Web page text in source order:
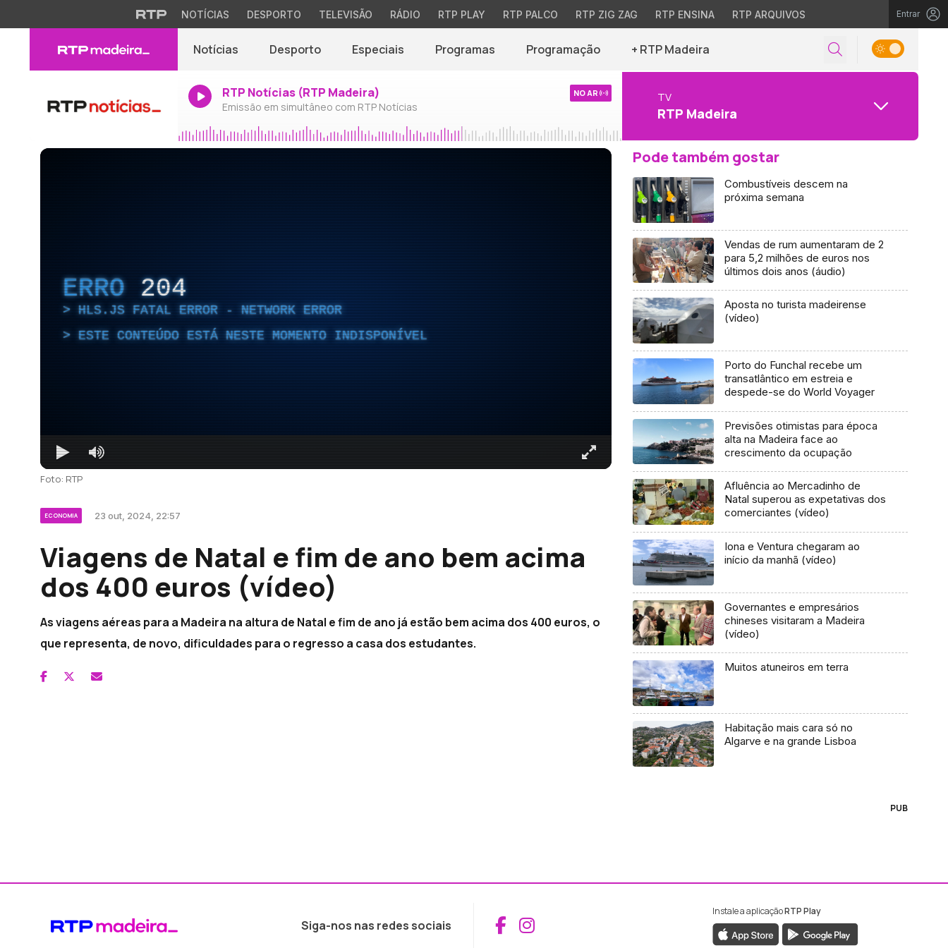
NOTÍCIAS DESPORTO TELEVISÃO RÁDIO RTP PLAY RTP PALCO RTP ZIG ZAG RTP ENSINA RTP ARQUIVOS Entrar
Notícias Desporto Especiais Programas Programação + RTP Madeira
RTP Notícias (RTP Madeira)
Emissão em simultâneo com RTP Notícias
NO AR TV
RTP Madeira
ERRO 204
HLS.JS FATAL ERROR - NETWORK ERROR
ESTE CONTEÚDO ESTÁ NESTE MOMENTO INDISPONÍVEL
Foto: RTP
ECONOMIA 23 out, 2024, 22:57
Viagens de Natal e fim de ano bem acima
dos 400 euros (vídeo)
As viagens aéreas para a Madeira na altura de Natal e fim de ano já estão bem acima dos 400 euros, o
que representa, de novo, dificuldades para o regresso a casa dos estudantes.
Pode também gostar
Combustíveis descem na
próxima semana
Vendas de rum aumentaram de 2
para 5,2 milhões de euros nos
últimos dois anos (áudio)
Aposta no turista madeirense
(vídeo)
Porto do Funchal recebe um
transatlântico em estreia e
despede-se do World Voyager
Previsões otimistas para época
alta na Madeira face ao
crescimento da ocupação
Afluência ao Mercadinho de
Natal superou as expetativas dos
comerciantes (vídeo)
Iona e Ventura chegaram ao
início da manhã (vídeo)
Governantes e empresários
chineses visitaram a Madeira
(vídeo)
Muitos atuneiros em terra
Habitação mais cara só no
Algarve e na grande Lisboa
PUB
Siga-nos nas redes sociais Aceder ao Facebook da RTP Madeira
Aceder ao Instagram da RTP Madeira
Instale a aplicaçãoRTP Play